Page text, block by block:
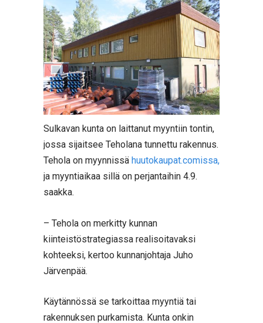
Sulkavan kunta on laittanut myyntiin tontin,
jossa sijaitsee Teholana tunnettu rakennus.
Tehola on myynnissä huutokaupat.comissa,
ja myyntiaikaa sillä on perjantaihin 4.9.
saakka.
– Tehola on merkitty kunnan
kiinteistöstrategiassa realisoitavaksi
kohteeksi, kertoo kunnanjohtaja Juho
Järvenpää.
Käytännössä se tarkoittaa myyntiä tai
rakennuksen purkamista. Kunta onkin